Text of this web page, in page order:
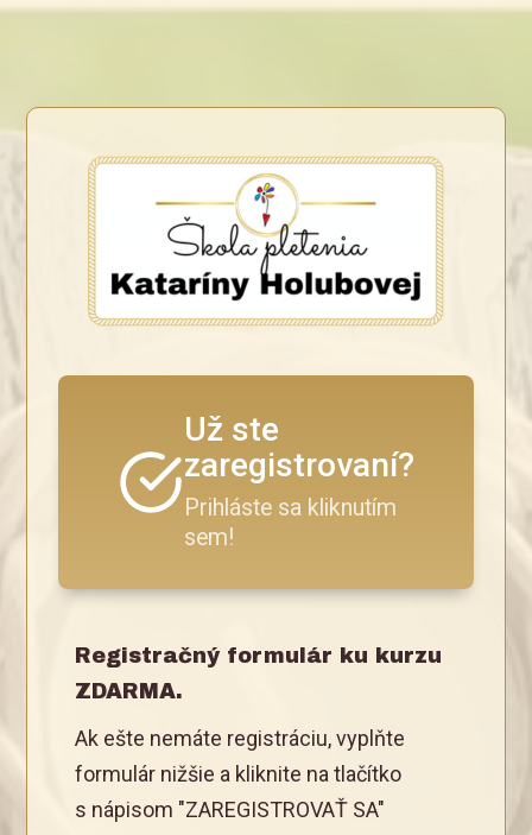
Už ste
zaregistrovaní?
Prihláste sa kliknutím
sem!
Registračný formulár ku kurzu
ZDARMA.
Ak ešte nemáte registráciu, vyplňte
formulár nižšie a kliknite na tlačítko
s nápisom "ZAREGISTROVAŤ SA"